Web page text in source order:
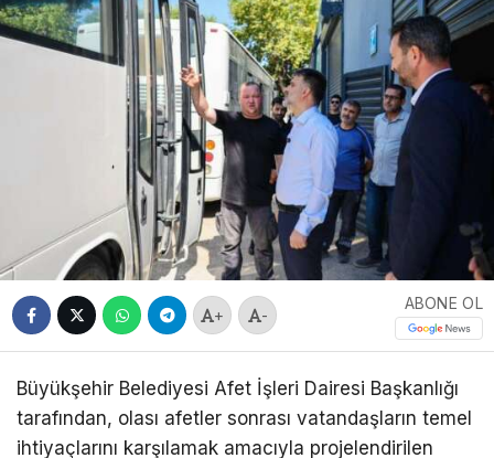
+ -
ABONE OL
Büyükşehir Belediyesi Afet İşleri Dairesi Başkanlığı
tarafından, olası afetler sonrası vatandaşların temel
ihtiyaçlarını karşılamak amacıyla projelendirilen